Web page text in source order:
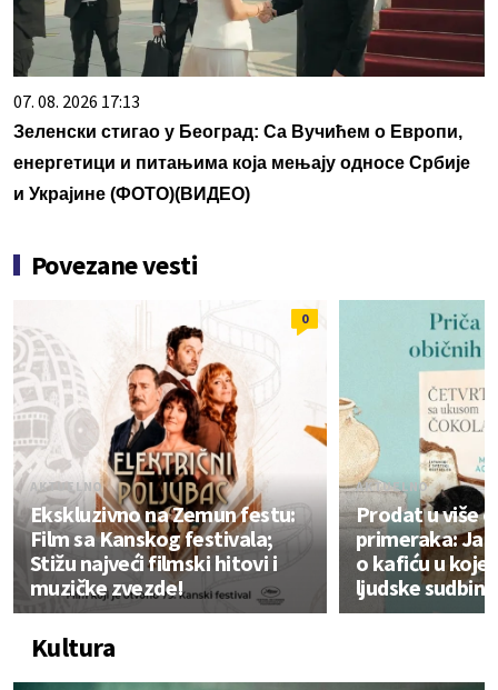
07. 08. 2026 17:13
Зеленски стигао у Београд: Са Вучићем о Европи,
енергетици и питањима која мењају односе Србије
и Украјине (ФОТО)(ВИДЕО)
Povezane vesti
0
AKTUELNO
Ekskluzivno na Zemun festu:
Film sa Kanskog festivala;
Stižu najveći filmski hitovi i
muzičke zvezde!
AKTUELNO
Prodat u više
primeraka:
o kafiću u
ljudske sudbine
Kultura